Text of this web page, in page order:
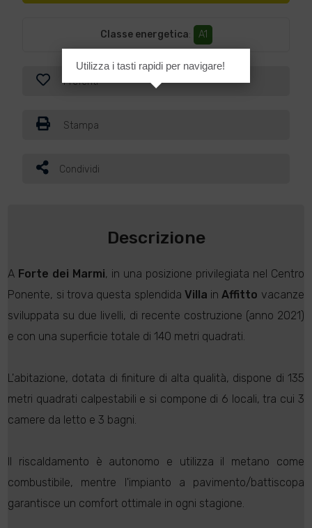
Classe energetica: A1
Preferiti
Stampa
Condividi
Descrizione
A Forte dei Marmi, in una posizione privilegiata nel Centro
Ponente, si trova questa splendida Villa inAffitto vacanze
sviluppata su due livelli, di recente costruzione (anno 2021)
e con una superficie totale di 140 metri quadrati.
L'abitazione, dotata di finiture di alta qualità, dispone di 135
metri quadrati calpestabili e si compone di 6 locali, tra cui 3
camere da letto e 3 bagni.
Il riscaldamento è autonomo e utilizza il metano come
combustibile, mentre l'impianto a pavimento/battiscopa
garantisce un comfort ottimale in ogni stagione.
Utilizza i tasti rapidi per navigare!